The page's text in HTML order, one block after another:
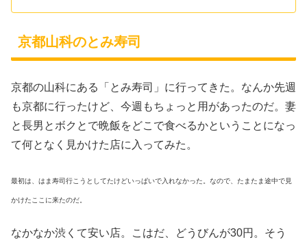
京都山科のとみ寿司
京都の山科にある「とみ寿司」に行ってきた。なんか先週
も京都に行ったけど、今週もちょっと用があったのだ。妻
と長男とボクとで晩飯をどこで食べるかということになっ
て何となく見かけた店に入ってみた。
最初は、はま寿司行こうとしてたけどいっぱいで入れなかった。なので、たまたま途中で見
かけたここに来たのだ。
なかなか渋くて安い店。こはだ、どうびんが30円。そう